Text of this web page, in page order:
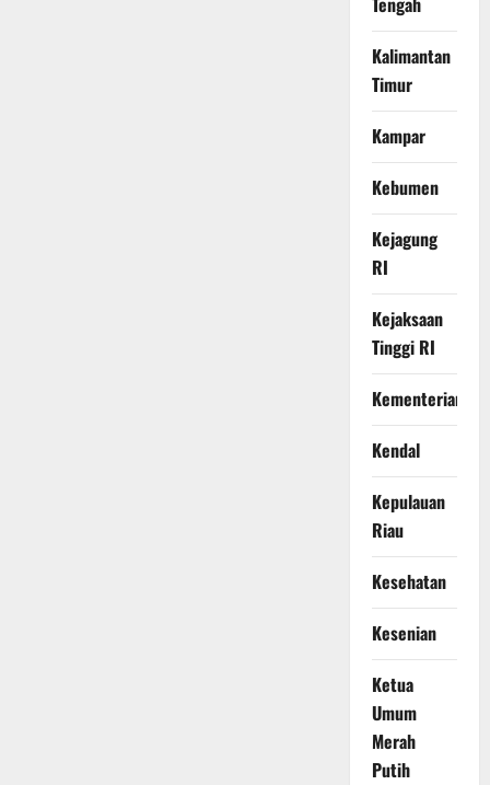
Kalimantan
Timur
Kampar
Kebumen
Kejagung
RI
Kejaksaan
Tinggi RI
Kementerian
Kendal
Kepulauan
Riau
Kesehatan
Kesenian
Ketua
Umum
Merah
Putih